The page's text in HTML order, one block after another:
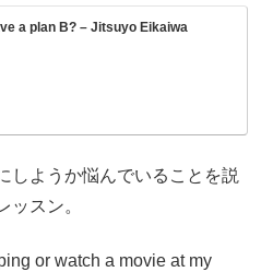
a plan B? – Jitsuyo Eikaiwa
しようか悩んでいることを説
ッスン。
or watch a movie at my